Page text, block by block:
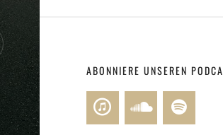
ABONNIERE UNSEREN